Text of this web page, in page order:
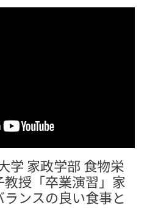
学 家政学部 食物栄
授「卒業演習」家
ンスの良い食事と